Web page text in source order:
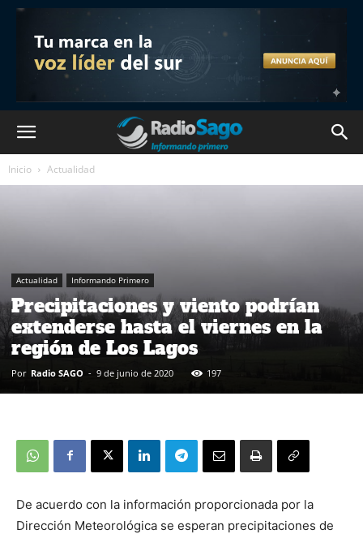
Inicio Actualidad
Actualidad Informando Primero
Precipitaciones y viento podrían
extenderse hasta el viernes en la
región de Los Lagos
Por Radio SAGO - 9 de junio de 2020 197
De acuerdo con la información proporcionada por la
Dirección Meteorológica se esperan precipitaciones de